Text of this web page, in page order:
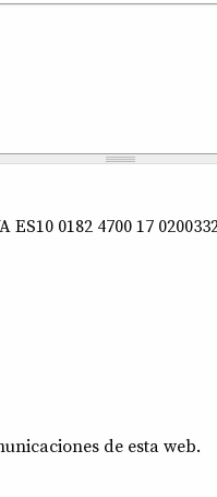
0182 4700 17
de esta web.